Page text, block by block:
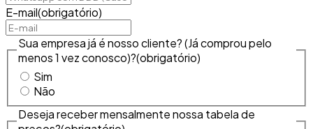
E-mail(obrigatório)
Sua empresa já é nosso cliente? (Já comprou pelo
menos 1 vez conosco)?(obrigatório)
Sim
Não
Deseja receber mensalmente nossa tabela de